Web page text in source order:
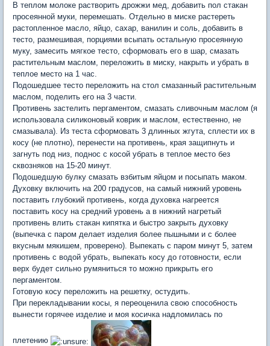
В теплом молоке растворить дрожжи мед, добавить пол стакан
просеянной муки, перемешать. Отдельно в миске растереть
растопленное масло, яйцо, сахар, ванилин и соль, добавить в
тесто, размешивая, порциями всыпать остальную просеянную
муку, замесить мягкое тесто, сформовать его в шар, смазать
растительным маслом, переложить в миску, накрыть и убрать в
теплое место на 1 час.
Подошедшее тесто переложить на стол смазанный растительным
маслом, поделить его на 3 части.
Противень застелить пергаментом, смазать сливочным маслом (я
использовала силиконовый коврик и маслом, естественно, не
смазывала). Из теста сформовать 3 длинных жгута, сплести их в
косу (не плотно), перенести на противень, края защипнуть и
загнуть под низ, поднос с косой убрать в теплое место без
сквозняков на 15-20 минут.
Подошедшую булку смазать взбитым яйцом и посыпать маком.
Духовку включить на 200 градусов, на самый нижний уровень
поставить глубокий противень, когда духовка нагреется
поставить косу на средний уровень а в нижний нагретый
противень влить стакан кипятка и быстро закрыть духовку
(выпечка с паром делает изделия более пышными и с более
вкусным мякишем, проверено). Выпекать с паром минут 5, затем
противень с водой убрать, выпекать косу до готовности, если
верх будет сильно румяниться то можно прикрыть его
пергаментом.
Готовую косу переложить на решетку, остудить.
При перекладывании косы, я переоценила свою способность
вынести горячее изделие и моя косичка надломилась по
плетению